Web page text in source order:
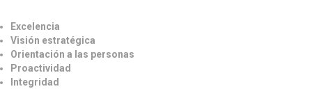
Excelencia
Visión estratégica
Orientación a las personas
Proactividad
Integridad